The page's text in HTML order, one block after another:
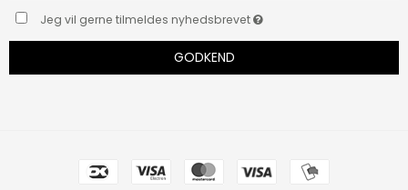
Jeg vil gerne tilmeldes nyhedsbrevet
GODKEND